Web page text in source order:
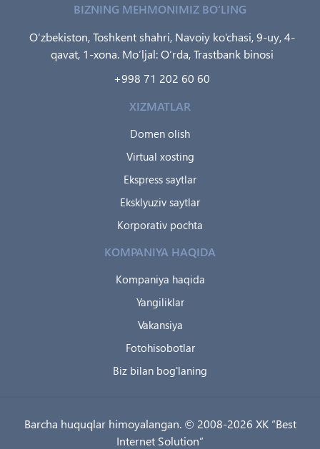
BIZNING MEHMONIMIZ BO‘LING
O‘zbekiston, Toshkent shahri, Navoiy ko‘chasi, 9-uy, 4-
qavat, 1-xona. Mo‘ljal: O‘rda, Trastbank binosi
+998 71 202 60 60
XIZMATLAR
Domen olish
Virtual xosting
Ekspress saytlar
Eksklyuziv saytlar
Korporativ pochta
KOMPANIYA HAQIDA
Kompaniya haqida
Yangiliklar
Vakansiya
Fotohisobotlar
Biz bilan bog'laning
Barcha huquqlar himoyalangan. © 2008-2026 XK “Best
Internet Solution”